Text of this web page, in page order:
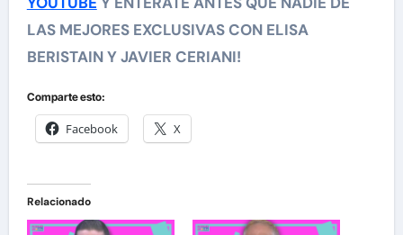
LAS MEJORES EXCLUSIVAS CON ELISA
BERISTAIN Y JAVIER CERIANI!
Comparte esto:
Facebook X
Relacionado